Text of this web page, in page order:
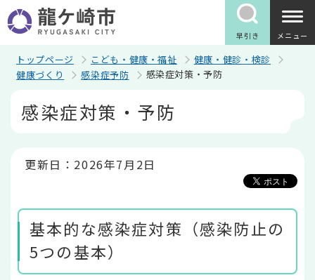
の
ペ
早引き メニュー
トップページ こども・健康・福祉
健康・健診・検診
健康づくり
感染症予防 感染症対策・予防
感染症対策・予防
更新日：2026年7月2日
基本的な感染症対策（感染防止の
5つの基本）